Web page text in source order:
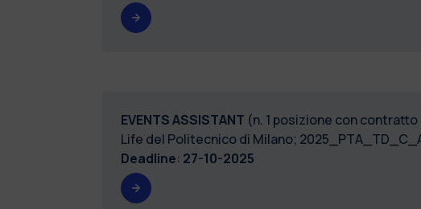
EVENTS ASSISTANT (n. 1 posizione con
Life del Politecnico di Milano;
Deadline: 27-10-2025